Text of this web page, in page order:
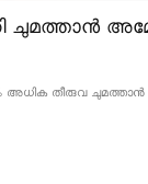
അധിക തീരുവ ചുമത്താൻ